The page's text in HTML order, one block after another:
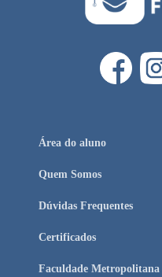
Área do aluno
Quem Somos
Dúvidas Frequentes
Certificados
Faculdade Metropolitana